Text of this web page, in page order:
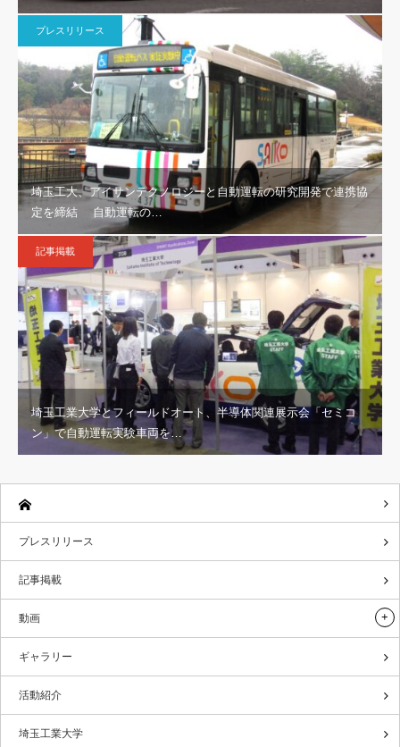
プレスリリース
埼玉工大、アイサンテクノロジーと自動運転の研究開発で連携協
定を締結 自動運転の…
記事掲載
埼玉工業大学とフィールドオート、半導体関連展示会「セミコ
ン」で自動運転実験車両を…
プレスリリース
記事掲載
動画
ギャラリー
活動紹介
埼玉工業大学